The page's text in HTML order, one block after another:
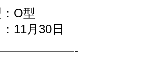
：O型
11月30日